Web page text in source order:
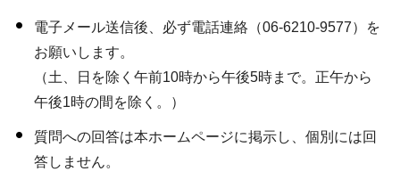
電子メール送信後、必ず電話連絡（06-6210-9577）を
お願いします。
（土、日を除く午前10時から午後5時まで。正午から
午後1時の間を除く。）
質問への回答は本ホームページに掲示し、個別には回
答しません。